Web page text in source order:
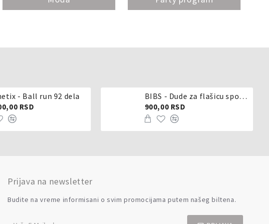
- Ball run 92 dela
RSD
BIBS - Dude za flašicu sporijeg, srednjeg ili brzog protoka - silikon
900,00 RSD
Prijava na newsletter
Budite na vreme informisani o svim promocijama putem našeg biltena.